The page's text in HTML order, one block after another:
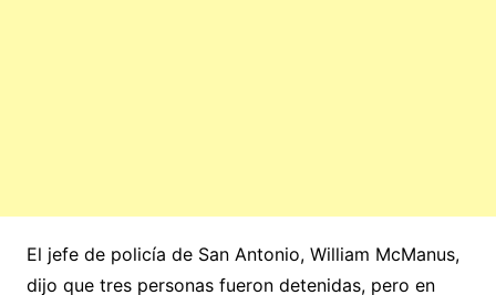
El jefe de policía de San Antonio, William McManus,
dijo que tres personas fueron detenidas, pero en